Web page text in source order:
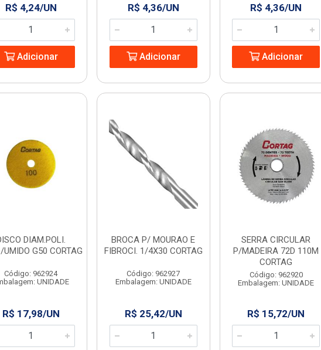
R$ 4,24/UN
Adicionar
R$ 4,36/UN
Adicionar
R$ 4,36/UN
Adicionar
DIAM.POLI.
UMIDO G50 CORTAG
Código: 962924
UNIDADE
R$ 17,98/UN
BROCA P/ MOURAO E
FIBROCI. 1/4X30 CORTAG
Código: 962927
Embalagem: UNIDADE
R$ 25,42/UN
SERRA CIRCULAR
P/MADEIRA 72D 110M
CORTAG
Código: 962920
Embalagem: UNIDADE
R$ 15,72/UN